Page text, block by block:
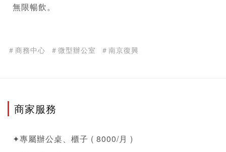
無限暢飲。
＃商務中心 ＃微型辦公室 ＃南京復興
商家服務
✦專屬辦公桌、櫃子 ( 8000/月 )